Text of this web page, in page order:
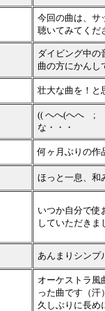
今回の曲は、サ
聴いてみてくだ
ダイビング中の
曲の方にかんし
壮大な曲を！と
(( へへ(へへ ;
な・・・
何ヶ月ぶりの作
ほっと一息、和
いつか自分で使
していただきま
あんまりシンプ
オーケストラ風
った曲です（汗
久しぶりに長め